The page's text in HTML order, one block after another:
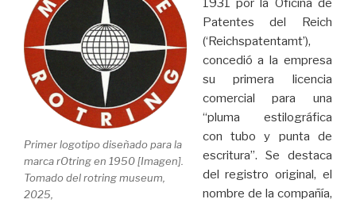
Primer logotipo diseñado para la
marca rOtring en 1950 [Imagen].
Tomado del rotring museum,
2025,
Patentes del Reich
(‘Reichspatentamt’),
concedió a la empresa
su primera licencia
comercial para una
“pluma estilográfica
con tubo y punta de
escritura”. Se destaca
del registro original, el
nombre de la compañía,